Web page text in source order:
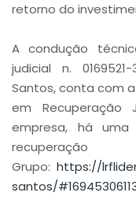
retorno do
A condução
judicial n. 0169521-
Santos, conta com
em Recuperação
empresa, há
Grupo: https://
santos/